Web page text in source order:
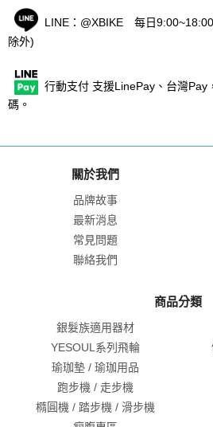
LINE：@XBIKE 每日
除外)
行動支付 支援LinePay、台灣Pay
碼。
關於我們
品牌故事
最新消息
常見問題
聯絡我們
商品分類
銀髮族適用器材
YESOUL系列飛輪
瑜珈墊 / 瑜珈用品
跑步機 / 走步機
橢圓機 / 踏步機 / 滑步機